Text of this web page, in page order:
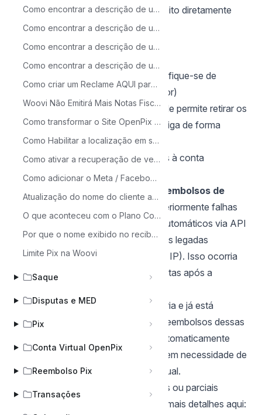
Como encontrar a descrição de uma transação no banco Nubank
Como encontrar a descrição de uma transação no banco Bradesco
Como encontrar a descrição de uma transação no banco C6
Como encontrar a descrição de uma transação no banco Itau
Como criar um Reclame AQUI para sua empresa
Woovi Não Emitirá Mais Notas Fiscais para Tarifas e Taxas a Partir de 1º de Maio de 2025
Como transformar o Site OpenPix em Aplicativo
Como Habilitar a localização em seu dispositivo?
Como ativar a recuperação de vendas
Como adicionar o Meta / Facebook Pixel
Atualização do nome do cliente após pagamento via PIX
O que aconteceu com o Plano Connect da Woovi?
Por que o nome exibido no recibo Pix não pode ser diferente do cadastro da Receita Federal?
Limite Pix na Woovi
Saque
Disputas e MED
Pix
Conta Virtual OpenPix
Reembolso Pix
Transações
(conta anterior), o saque pode ser feito diretamente
pela plataforma.Passo a passo:
Acesse oMenu lateral
Clique em
(certifique-se de
escolher a conta anterior do provedor)
Clique emSaqueEssa funcionalidade permite retirar os
valores remanescentes da conta antiga de forma
simples e segura.
Reembolso de cobranças vinculadas à conta
anterior
Atualização importante sobre reembolsos de
Identificamos anteriormente falhas
no processamento de reembolsos automáticos via API
para cobranças realizadas por contas legadas
(anteriores à migração para a Woovi IP). Isso ocorria
devido ao encerramento dessas contas após a
Boa notícia: realizamos uma melhoria e já está
disponível em produção! Agora, os reembolsos dessas
contas legadas são processados automaticamente
pela nova conta Woovi IP, via Pix, sem necessidade de
alterações na sua implementação atual.
Você pode realizar reembolsos totais ou parciais
conforme sua necessidade. Confira mais detalhes aqui: